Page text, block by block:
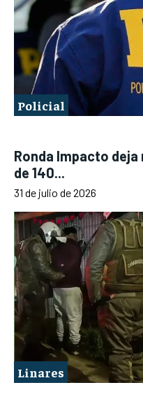
Policial
Ronda Impacto
de 140...
31 de julio de 2026
Linares